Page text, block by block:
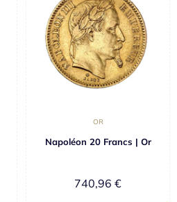
OR
Napoléon 20 Francs | Or
740,96 €